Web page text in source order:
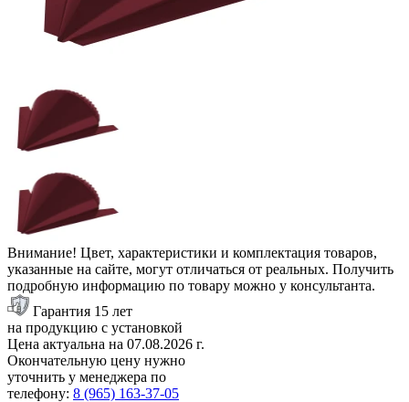
Внимание! Цвет, характеристики и комплектация товаров,
указанные на сайте, могут отличаться от реальных. Получить
подробную информацию по товару можно у консультанта.
Гарантия 15 лет
на продукцию с установкой
Цена актуальна на 07.08.2026 г.
Окончательную цену нужно
уточнить у менеджера по
телефону: 8 (965) 163-37-05